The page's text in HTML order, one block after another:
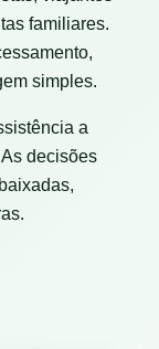
familiares.
simples.
a
decisões